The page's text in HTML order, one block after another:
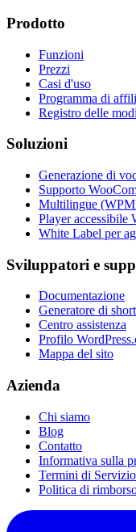
Prodotto
Funzioni
Prezzi
Casi d'uso
Programma di
Registro delle
Soluzioni
Generazione di
Supporto
Multilingue
Player accessibile
White Label per
Sviluppatori e
Documentazione
Generatore di
Centro assistenza
Profilo
Mappa del sito
Azienda
Chi siamo
Blog
Contatto
Informativa sulla
Termini di Servizio
Politica di